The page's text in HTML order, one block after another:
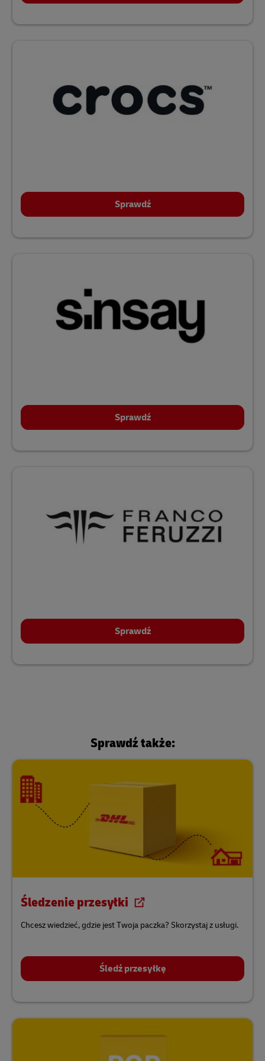
Sprawdź
Sprawdź
Sprawdź
Sprawdź także:
Śledzenie przesyłki
Chcesz wiedzieć, gdzie jest Twoja paczka? Skorzystaj z usługi.
Śledź przesyłkę